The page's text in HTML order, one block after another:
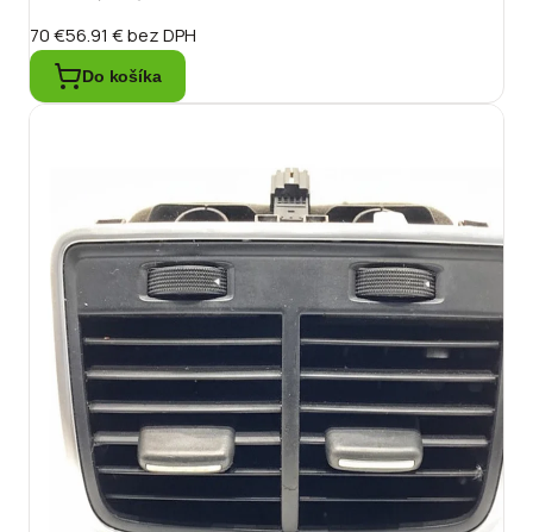
70 €56.91 €bez DPH
Do košíka